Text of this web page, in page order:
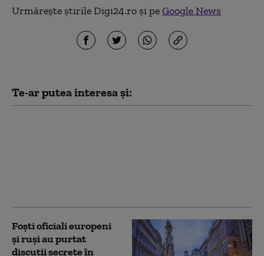
Urmărește știrile Digi24.ro și peGoogle News
Te-ar putea interesa și:
Foști oficiali europeni
și ruși au purtat
discuții secrete în